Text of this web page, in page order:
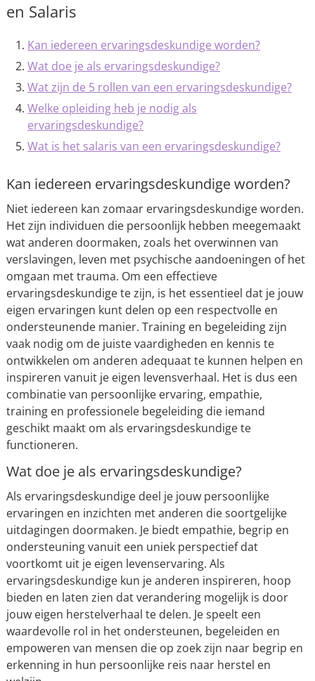
en Salaris
Kan iedereen ervaringsdeskundige worden?
Wat doe je als ervaringsdeskundige?
Wat zijn de 5 rollen van een ervaringsdeskundige?
Welke opleiding heb je nodig als
ervaringsdeskundige?
Wat is het salaris van een ervaringsdeskundige?
Kan iedereen ervaringsdeskundige worden?
Niet iedereen kan zomaar ervaringsdeskundige worden.
Het zijn individuen die persoonlijk hebben meegemaakt
wat anderen doormaken, zoals het overwinnen van
verslavingen, leven met psychische aandoeningen of het
omgaan met trauma. Om een effectieve
ervaringsdeskundige te zijn, is het essentieel dat je jouw
eigen ervaringen kunt delen op een respectvolle en
ondersteunende manier. Training en begeleiding zijn
vaak nodig om de juiste vaardigheden en kennis te
ontwikkelen om anderen adequaat te kunnen helpen en
inspireren vanuit je eigen levensverhaal. Het is dus een
combinatie van persoonlijke ervaring, empathie,
training en professionele begeleiding die iemand
geschikt maakt om als ervaringsdeskundige te
functioneren.
Wat doe je als ervaringsdeskundige?
Als ervaringsdeskundige deel je jouw persoonlijke
ervaringen en inzichten met anderen die soortgelijke
uitdagingen doormaken. Je biedt empathie, begrip en
ondersteuning vanuit een uniek perspectief dat
voortkomt uit je eigen levenservaring. Als
ervaringsdeskundige kun je anderen inspireren, hoop
bieden en laten zien dat verandering mogelijk is door
jouw eigen herstelverhaal te delen. Je speelt een
waardevolle rol in het ondersteunen, begeleiden en
empoweren van mensen die op zoek zijn naar begrip en
erkenning in hun persoonlijke reis naar herstel en